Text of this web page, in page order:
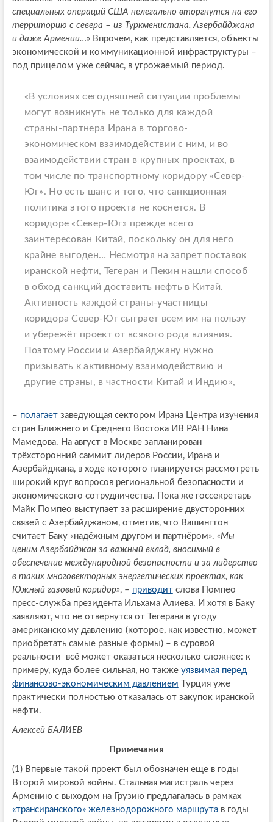
специальных операций США нелегально вторгнутся на его
территорию с севера – из Туркменистана, Азербайджана
и даже Армении…» Впрочем, как представляется, объекты
экономической и коммуникационной инфраструктуры –
под прицелом уже сейчас, в угрожаемый период.
«В условиях сегодняшней ситуации проблемы
могут возникнуть не только для каждой
страны-партнера Ирана в торгово-
экономическом взаимодействии с ним, и во
взаимодействии стран в крупных проектах, в
том числе по транспортному коридору «Север-
Юг». Но есть шанс и того, что санкционная
политика этого проекта не коснется. В
коридоре «Север-Юг» прежде всего
заинтересован Китай, поскольку он для него
крайне выгоден… Несмотря на запрет поставок
иранской нефти, Тегеран и Пекин нашли способ
в обход санкций доставить нефть в Китай.
Активность каждой страны-участницы
коридора Север-Юг сыграет всем им на пользу
и убережёт проект от всякого рода влияния.
Поэтому России и Азербайджану нужно
призывать к активному взаимодействию и
другие страны, в частности Китай и Индию»,
– полагаетзаведующая сектором Ирана Центра изучения
стран Ближнего и Среднего Востока ИВ РАН Нина
Мамедова. На август в Москве запланирован
трёхсторонний саммит лидеров России, Ирана и
Азербайджана, в ходе которого планируется рассмотреть
широкий круг вопросов региональной безопасности и
экономического сотрудничества. Пока же госсекретарь
Майк Помпео выступает за расширение двусторонних
связей с Азербайджаном, отметив, что Вашингтон
считает Баку «надёжным другом и партнёром». «Мы
ценим Азербайджан за важный вклад, вносимый в
обеспечение международной безопасности и за лидерство
в таких многовекторных энергетических проектах, как
Южный газовый коридор», – приводитслова Помпео
пресс-служба президента Ильхама Алиева. И хотя в Баку
заявляют, что не отвернутся от Тегерана в угоду
американскому давлению (которое, как известно, может
приобретать самые разные формы) – в суровой
реальности всё может оказаться несколько сложнее: к
примеру, куда более сильная, но также уязвимая перед
финансово-экономическим давлением Турция уже
практически полностью отказалась от закупок иранской
нефти.
Алексей БАЛИЕВ
Примечания
(1) Впервые такой проект был обозначен еще в годы
Второй мировой войны. Стальная магистраль через
Армению с выходом на Грузию предлагалась в рамках
«трансиранского» железнодорожного маршрутав годы